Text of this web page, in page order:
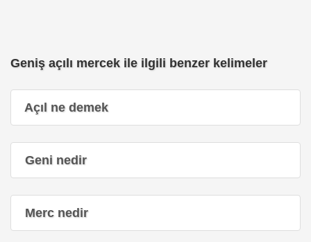
Geniş açılı mercek ile ilgili benzer kelimeler
Açıl ne demek
Geni nedir
Merc nedir